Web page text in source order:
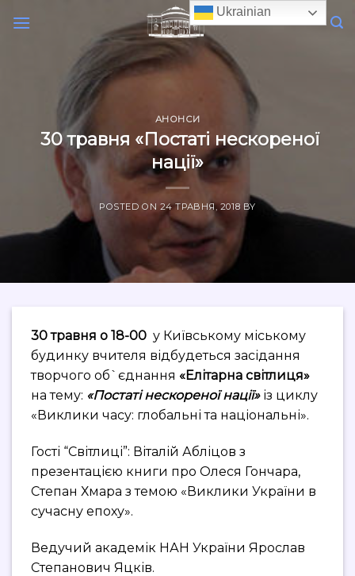
АНОНСИ
30 травня «Постаті нескореної
нації»
POSTED ON 24 ТРАВНЯ, 2018BY
30 травня о 18-00 у Київському міському
будинку вчителя відбудеться засідання
творчого об`єднання «Елітарна світлиця»
на тему: «Постаті нескореної нації»із циклу
«Виклики часу: глобальні та національні».
Гості “Світлиці”: Віталій Абліцов з
презентацією книги про Олеся Гончара,
Степан Хмара з темою «Виклики України в
сучасну епоху».
Ведучий академік НАН України Ярослав
Степанович Яцків.
Ukrainian